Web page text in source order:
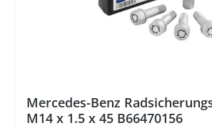
Mercedes-Benz
M14 x 1.5 x 45 B66470156